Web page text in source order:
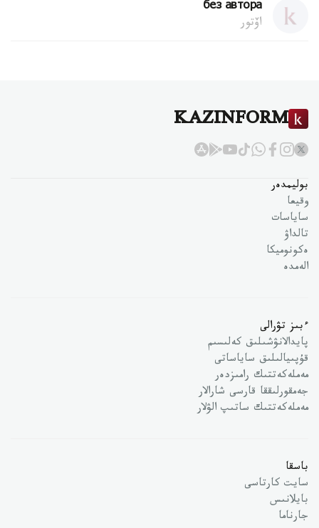
без автора
اۆتور
KAZINFORM
بوليمدەر
وقيعا
ساياسات
تالداۋ
ەكونوميكا
الەمدە
ءبىز تۋرالى
پايدالانۋشىلىق كەلىسىم
قۇپىيالىلىق ساياساتى
مەملەكەتتىك رامىزدەر
جەمقورلىققا قارسى شارالار
مەملەكەتتىك ساتىپ الۋلار
باسقا
سايت كارتاسى
بايلانىس
جارناما